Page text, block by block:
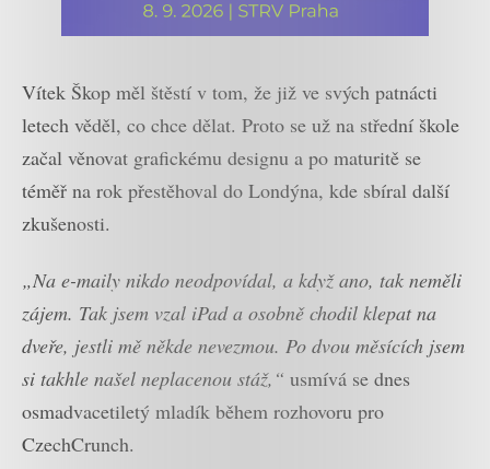
Vítek Škop měl štěstí v tom, že již ve svých patnácti
letech věděl, co chce dělat. Proto se už na střední škole
začal věnovat grafickému designu a po maturitě se
téměř na rok přestěhoval do Londýna, kde sbíral další
zkušenosti.
„Na e-maily nikdo neodpovídal, a když ano, tak neměli
zájem. Tak jsem vzal iPad a osobně chodil klepat na
dveře, jestli mě někde nevezmou. Po dvou měsících jsem
si takhle našel neplacenou stáž,“ usmívá se dnes
osmadvacetiletý mladík během rozhovoru pro
CzechCrunch.